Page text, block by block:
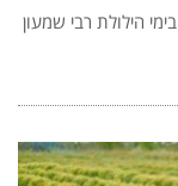
הילולת רבי שמעון